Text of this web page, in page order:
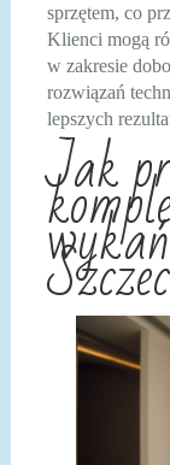
sprzętem, co
Klienci mogą
w zakresie
rozwiązań
lepszych
Jak